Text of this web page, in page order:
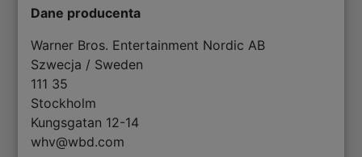
Dane producenta
Warner Bros. Entertainment Nordic AB
Szwecja / Sweden
111 35
Stockholm
Kungsgatan 12-14
whv@wbd.com